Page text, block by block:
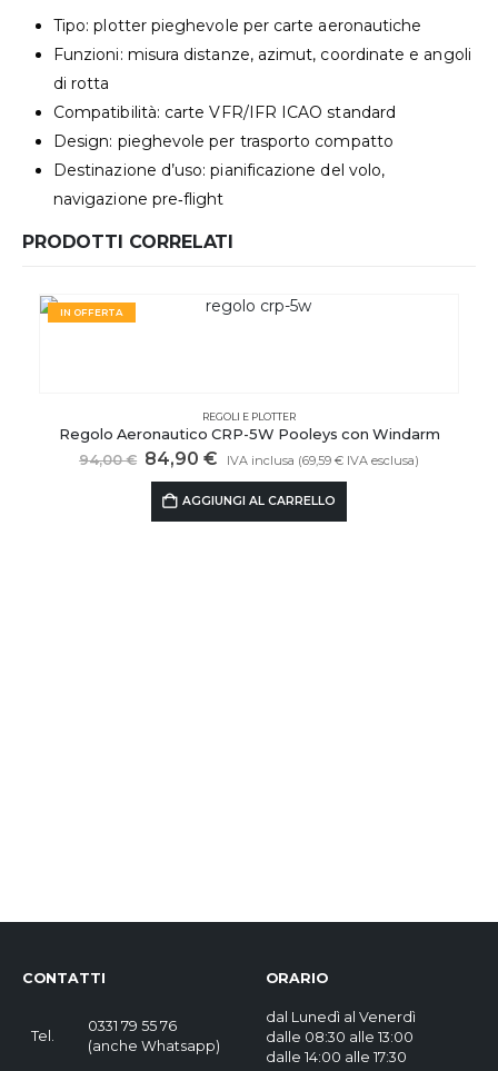
Tipo: plotter pieghevole per carte aeronautiche
Funzioni: misura distanze, azimut, coordinate e angoli
di rotta
Compatibilità: carte VFR/IFR ICAO standard
Design: pieghevole per trasporto compatto
Destinazione d’uso: pianificazione del volo,
navigazione pre‑flight
PRODOTTI CORRELATI
IN OFFERTA
REGOLI E PLOTTER
Regolo Aeronautico CRP-5W Pooleys con Windarm
94,00€ Il
prezzo
originale
era:
94,00 €.
84,90 €Il
attuale
è:
84,90 €.
IVA inclusa (69,59 €IVA esclusa)
AGGIUNGI AL CARRELLO
CONTATTI
Tel.
0331 79 55 76
(anche Whatsapp)
ORARIO
dal Lunedì al Venerdì
dalle 08:30 alle 13:00
dalle 14:00 alle 17:30